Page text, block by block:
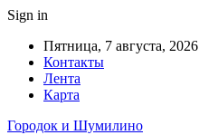
Sign in
Пятница, 7 августа, 2026
Контакты
Лента
Карта
Городок и Шумилино